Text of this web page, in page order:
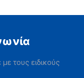
τους ειδικούς